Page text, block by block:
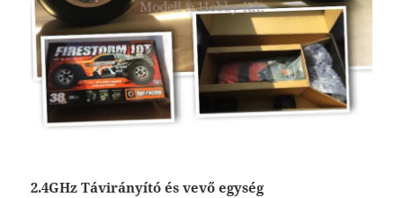
2.4GHz Távirányító és vevő egység